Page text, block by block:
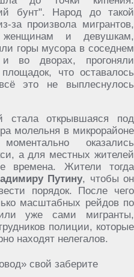
бунт". Народ до такой
за произвола мигрантов,
женщинам и девушкам,
горы мусора в соседнем
и во дворах, прогоняли
что оставалось
это не выплеснулось
стала открывшаяся под
молельня в микрорайоне
оказались
а для местных жителей
времена. Жители тогда
Путину, чтобы он
порядок. После чего
масштабных рейдов по
уже сами мигранты,
полиции, которые
находят нелегалов.